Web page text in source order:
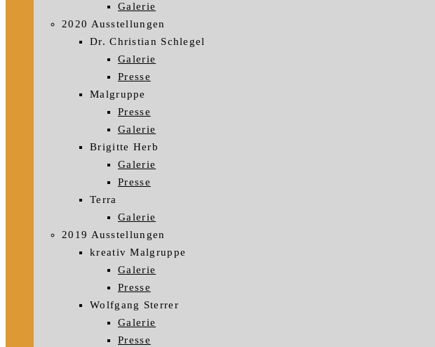
Galerie
2020 Ausstellungen
Dr. Christian Schlegel
Galerie
Presse
Malgruppe
Presse
Galerie
Brigitte Herb
Galerie
Presse
Terra
Galerie
2019 Ausstellungen
kreativ Malgruppe
Galerie
Presse
Wolfgang Sterrer
Galerie
Presse